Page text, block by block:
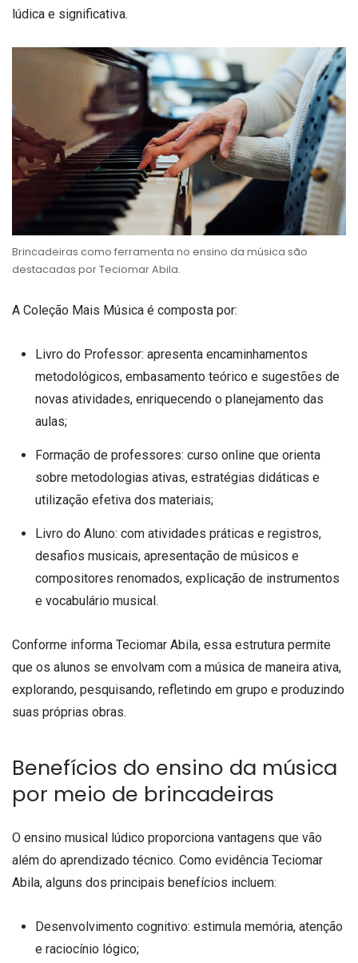
lúdica e significativa.
Brincadeiras como ferramenta no ensino da música são
destacadas por Teciomar Abila.
A Coleção Mais Música é composta por:
Livro do Professor: apresenta encaminhamentos
metodológicos, embasamento teórico e sugestões de
novas atividades, enriquecendo o planejamento das
aulas;
Formação de professores: curso online que orienta
sobre metodologias ativas, estratégias didáticas e
utilização efetiva dos materiais;
Livro do Aluno: com atividades práticas e registros,
desafios musicais, apresentação de músicos e
compositores renomados, explicação de instrumentos
e vocabulário musical.
Conforme informa Teciomar Abila, essa estrutura permite
que os alunos se envolvam com a música de maneira ativa,
explorando, pesquisando, refletindo em grupo e produzindo
suas próprias obras.
Benefícios do ensino da música
por meio de brincadeiras
O ensino musical lúdico proporciona vantagens que vão
além do aprendizado técnico. Como evidência Teciomar
Abila, alguns dos principais benefícios incluem:
Desenvolvimento cognitivo: estimula memória, atenção
e raciocínio lógico;